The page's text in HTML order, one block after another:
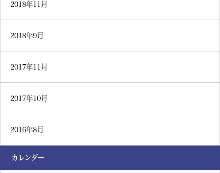
2018年11月
2018年9月
2017年11月
2017年10月
2016年8月
カレンダー